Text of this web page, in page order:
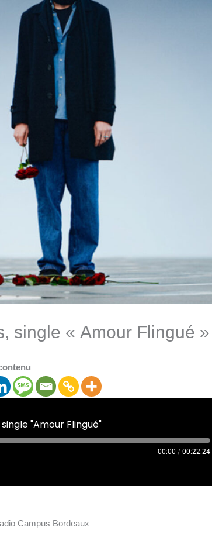
single « Amour Flingué »
"Amour Flingué"
00:00 / 00:22:24
Campus Bordeaux